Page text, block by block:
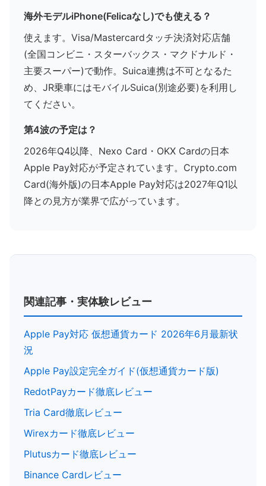
海外モデルiPhone(Felicaなし)でも使える？
使えます。Visa/Mastercardタッチ決済対応店舗
(全国コンビニ・スターバックス・マクドナルド・
主要スーパー)で動作。Suica連携は不可となるた
め、JR乗車にはモバイルSuica(別途必要)を利用し
てください。
第4波の予定は？
2026年Q4以降、Nexo Card・OKX Cardの日本
Apple Pay対応が予定されています。Crypto.com
Card(海外版)の日本Apple Pay対応は2027年Q1以
降との見方が業界で広がっています。
関連記事・実体験レビュー
Apple Pay対応 仮想通貨カード 2026年6月最新状
況
Apple Pay設定完全ガイド(仮想通貨カード版)
RedotPayカード徹底レビュー
Tria Card徹底レビュー
Wirexカード徹底レビュー
Plutusカード徹底レビュー
Binance Cardレビュー